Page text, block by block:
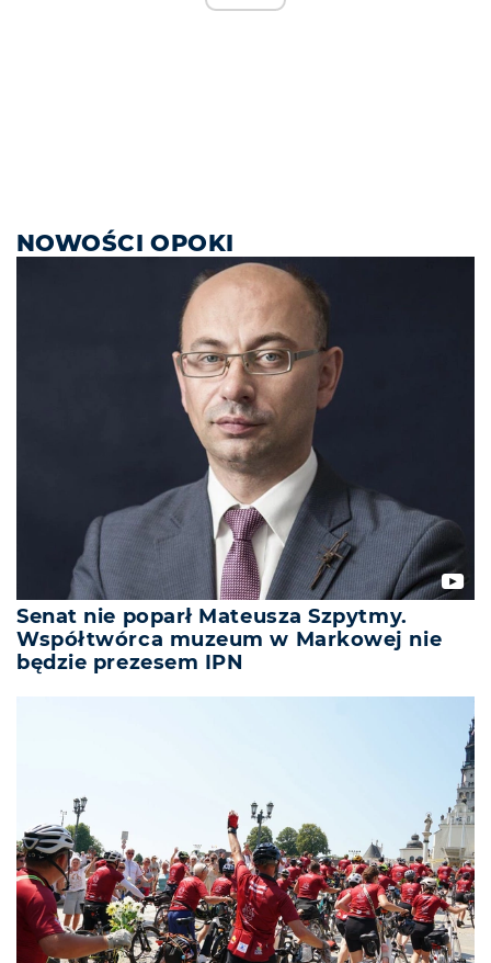
NOWOŚCI OPOKI
Senat nie poparł Mateusza Szpytmy.
Współtwórca muzeum w Markowej nie
będzie prezesem IPN